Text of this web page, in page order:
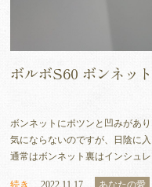
ボルボS60 ボンネッ
ボンネットにポツンと凹みがあ
気にならないのですが、日陰に
通常はボンネット裏はインシュ
続き
2022.11.17
あなたの愛